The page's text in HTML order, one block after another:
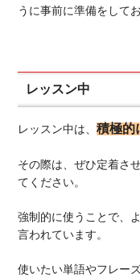
うに事前に準備をして
レッスン中
レッスン中は、積極的
その際は、ぜひ定着さ
てください。
強制的に使うことで、
言われています。
使いたい単語やフレー